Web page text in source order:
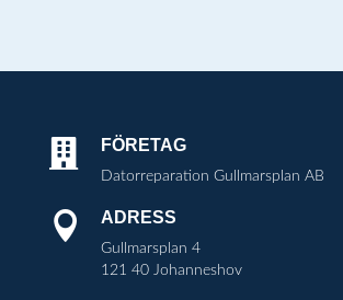
 FÖRETAG
Datorreparation Gullmarsplan AB
 ADRESS
Gullmarsplan 4
121 40 Johanneshov